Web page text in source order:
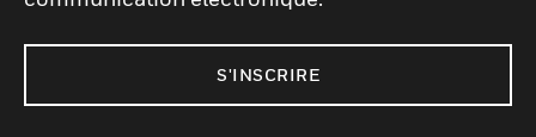
S'INSCRIRE